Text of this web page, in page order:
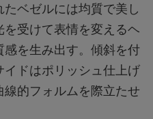
ベゼルには均質で美し
受けて表情を変えるヘ
を生み出す。傾斜を付
ドはポリッシュ仕上げ
的フォルムを際立たせ